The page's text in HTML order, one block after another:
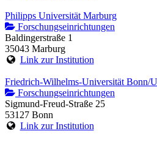
Philipps Universität Marburg
Forschungseinrichtungen
Baldingerstraße 1
35043 Marburg
Link zur Institution
Friedrich-Wilhelms-Universität Bonn/
Forschungseinrichtungen
Sigmund-Freud-Straße 25
53127 Bonn
Link zur Institution